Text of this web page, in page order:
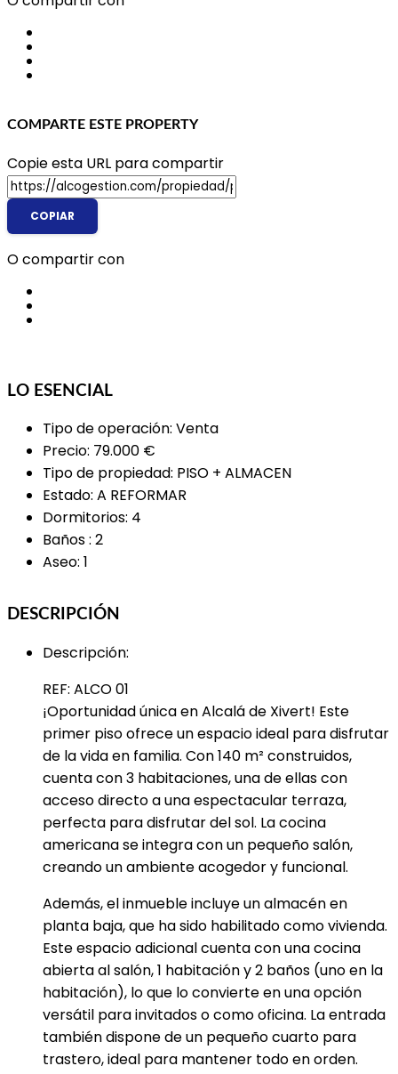
LO ESENCIAL
Tipo de operación: Venta
Precio: 79.000 €
Tipo de propiedad: PISO + ALMACEN
Estado: A REFORMAR
Dormitorios: 4
Baños: 2
Aseo: 1
DESCRIPCIÓN
Descripción:
REF: ALCO 01
¡Oportunidad única en Alcalá de Xivert! Este
primer piso ofrece un espacio ideal para disfrutar
de la vida en familia. Con 140 m² construidos,
cuenta con 3 habitaciones, una de ellas con
acceso directo a una espectacular terraza,
perfecta para disfrutar del sol. La cocina
americana se integra con un pequeño salón,
creando un ambiente acogedor y funcional.
Además, el inmueble incluye un almacén en
planta baja, que ha sido habilitado como vivienda.
Este espacio adicional cuenta con una cocina
abierta al salón, 1 habitación y 2 baños (uno en la
habitación), lo que lo convierte en una opción
versátil para invitados o como oficina. La entrada
también dispone de un pequeño cuarto para
trastero, ideal para mantener todo en orden.
COMPARTE ESTE PROPERTY
Copie esta URL para compartir
O compartir con